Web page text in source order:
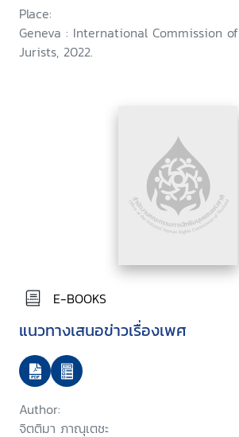
Place:
Geneva : International Commission of
Jurists, 2022.
E-BOOKS
แนวทางเสนอข่าวเรื่องเพศ
Author:
จิตติมา ภาณุเตชะ